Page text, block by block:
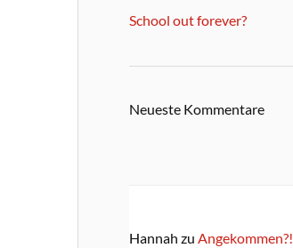
School out forever?
Neueste Kommentare
Hannah zuAngekommen?!